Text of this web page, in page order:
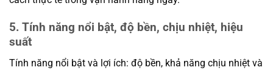
5. Tính năng nổi bật, độ bền, chịu nhiệt, hiệu
suất
Tính năng nổi bật và lợi ích: độ bền, khả năng chịu nhiệt và